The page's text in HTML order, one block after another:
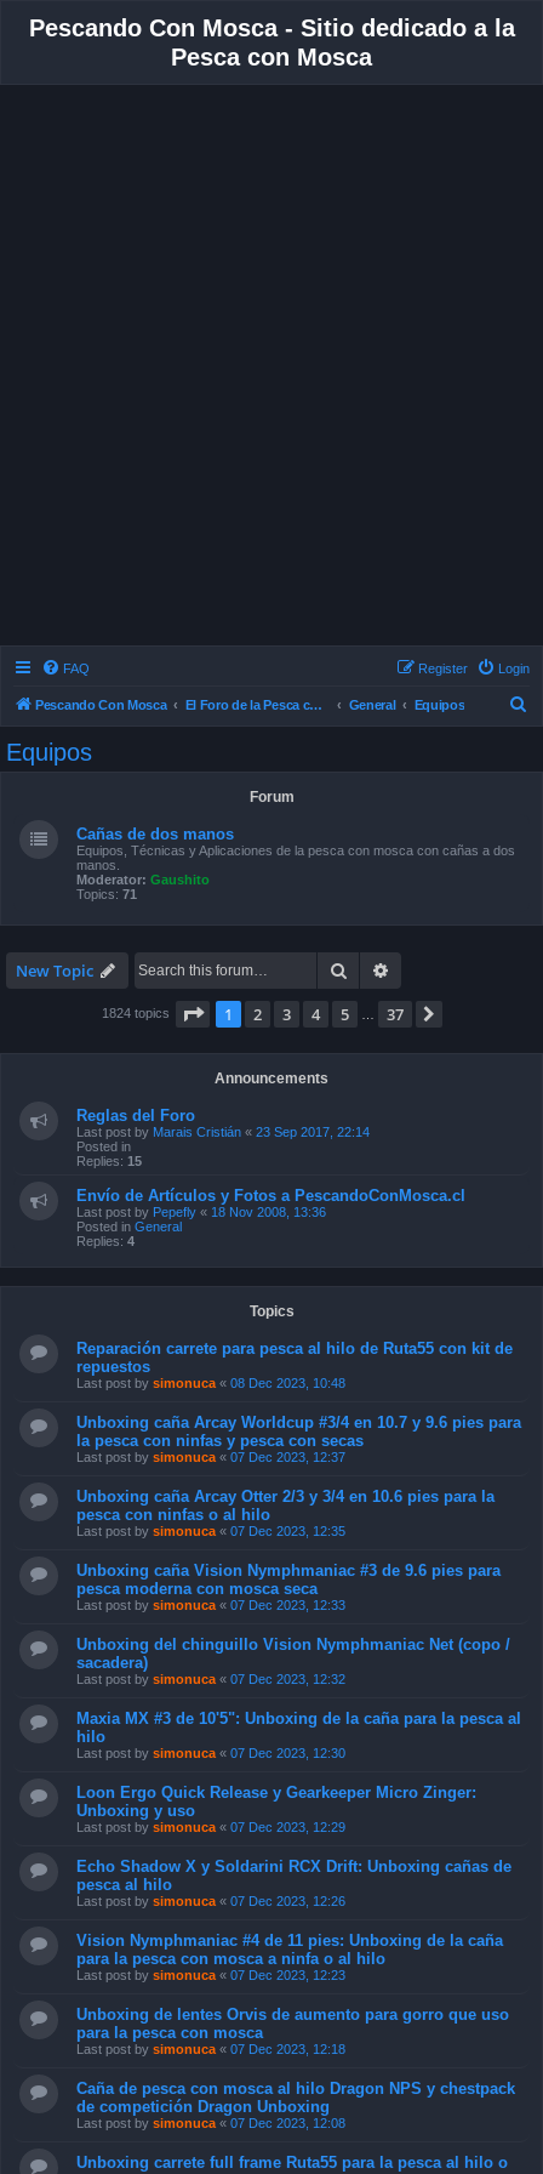
Pescando Con Mosca - Sitio dedicado a la
Pesca con Mosca
FAQ Login
Register
Pescando Con Mosca El Foro de la Pesca con Mosca en Chile General Equipos
Equipos
Forum
Cañas de dos manos
Equipos, Técnicas y Aplicaciones de la pesca con mosca con cañas a dos
manos.
Moderator: Gaushito
Topics: 71
New Topic Search
1824 topics Page 1of 37
1 2 3 4 5 37
Announcements
Reglas del Foro
Last post by Marais Cristián « 23 Sep 2017, 22:14
Posted in
Replies: 15
Envío de Artículos y Fotos a PescandoConMosca.cl
Last post by Pepefly « 18 Nov 2008, 13:36
Posted in General
Replies: 4
Topics
Reparación carrete para pesca al hilo de Ruta55 con kit de
repuestos
Last post by simonuca « 08 Dec 2023, 10:48
Unboxing caña Arcay Worldcup #3/4 en 10.7 y 9.6 pies para
la pesca con ninfas y pesca con secas
Last post by simonuca « 07 Dec 2023, 12:37
Unboxing caña Arcay Otter 2/3 y 3/4 en 10.6 pies para la
pesca con ninfas o al hilo
Last post by simonuca « 07 Dec 2023, 12:35
Unboxing caña Vision Nymphmaniac #3 de 9.6 pies para
pesca moderna con mosca seca
Last post by simonuca « 07 Dec 2023, 12:33
Unboxing del chinguillo Vision Nymphmaniac Net (copo /
sacadera)
Last post by simonuca « 07 Dec 2023, 12:32
Maxia MX #3 de 10'5": Unboxing de la caña para la pesca al
hilo
Last post by simonuca « 07 Dec 2023, 12:30
Loon Ergo Quick Release y Gearkeeper Micro Zinger:
Unboxing y uso
Last post by simonuca « 07 Dec 2023, 12:29
Echo Shadow X y Soldarini RCX Drift: Unboxing cañas de
pesca al hilo
Last post by simonuca « 07 Dec 2023, 12:26
Vision Nymphmaniac #4 de 11 pies: Unboxing de la caña
para la pesca con mosca a ninfa o al hilo
Last post by simonuca « 07 Dec 2023, 12:23
Unboxing de lentes Orvis de aumento para gorro que uso
para la pesca con mosca
Last post by simonuca « 07 Dec 2023, 12:18
Caña de pesca con mosca al hilo Dragon NPS y chestpack
de competición Dragon Unboxing
Last post by simonuca « 07 Dec 2023, 12:08
Unboxing carrete full frame Ruta55 para la pesca al hilo o